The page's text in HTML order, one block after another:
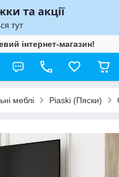
інтернет-магазин!
меблі Piaski (Пяски)